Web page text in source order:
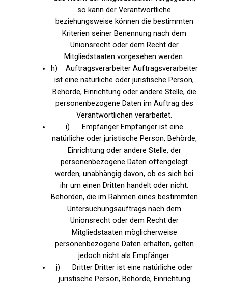
so kann der Verantwortliche
beziehungsweise können die bestimmten
Kriterien seiner Benennung nach dem
Unionsrecht oder dem Recht der
Mitgliedstaaten vorgesehen werden.
h) Auftragsverarbeiter Auftragsverarbeiter
ist eine natürliche oder juristische Person,
Behörde, Einrichtung oder andere Stelle, die
personenbezogene Daten im Auftrag des
Verantwortlichen verarbeitet.
i) Empfänger Empfänger ist eine
natürliche oder juristische Person, Behörde,
Einrichtung oder andere Stelle, der
personenbezogene Daten offengelegt
werden, unabhängig davon, ob es sich bei
ihr um einen Dritten handelt oder nicht.
Behörden, die im Rahmen eines bestimmten
Untersuchungsauftrags nach dem
Unionsrecht oder dem Recht der
Mitgliedstaaten möglicherweise
personenbezogene Daten erhalten, gelten
jedoch nicht als Empfänger.
j) Dritter Dritter ist eine natürliche oder
juristische Person, Behörde, Einrichtung